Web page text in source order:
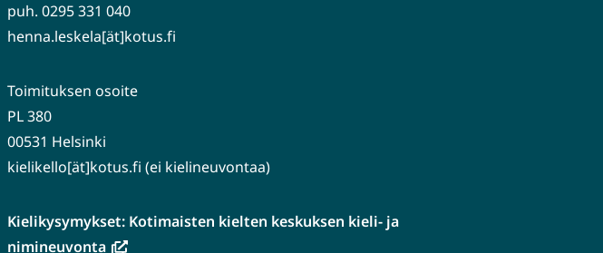
puh. 0295 331 040
henna.leskela[ät]kotus.fi
Toimituksen osoite
PL 380
00531 Helsinki
kielikello[ät]kotus.fi (ei kielineuvontaa)
Kielikysymykset: Kotimaisten kielten keskuksen kieli- ja
nimineuvonta(avautuu